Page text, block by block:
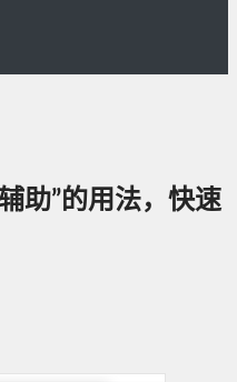
助”的用法，快速